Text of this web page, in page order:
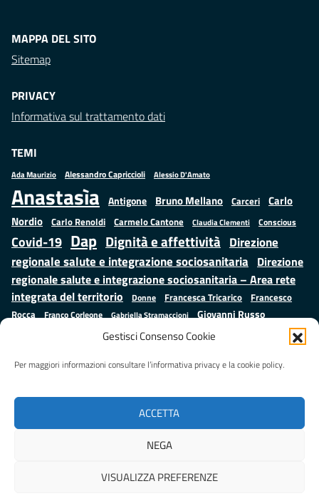
Gestisci Consenso Cookie
Per maggiori informazioni consultare l’informativa privacy e la cookie policy.
ACCETTA
NEGA
VISUALIZZA PREFERENZE
MAPPA DEL SITO
Sitemap
PRIVACY
Informativa sul trattamento dati
TEMI
Ada Maurizio Alessandro Capriccioli Alessio D'Amato
Anastasìa Antigone Bruno Mellano Carceri
Carlo
Nordio Carlo Renoldi Carmelo Cantone Claudia Clementi Conscious
Covid-19 Dap Dignità e affettività Direzione
regionale salute e integrazione sociosanitaria Direzione
regionale salute e integrazione sociosanitaria – Area rete
integrata del territorio
Donne Francesca Tricarico
Francesco
Rocca
Franco Corleone Gabriella Stramaccioni Giovanni Russo
Giuseppe Emanuele Cangemi Istruzione e cultura
Mauro
Palma ministero della Giustizia Minori Misure
Regione Lazio
Salute Samuele Ciambriello
Sarah Grieco Situazione in numeri
Valentina Calderone